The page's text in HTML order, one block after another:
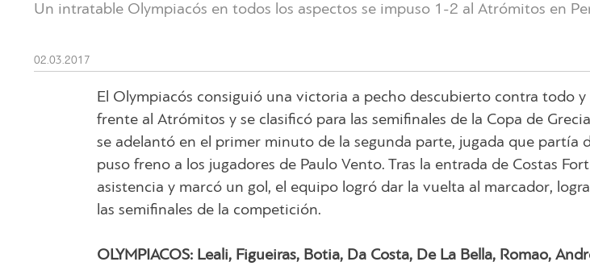
Un intratable Olympiacós en todos los aspectos se impuso 1-2 al Atrómitos en
02.03.2017
El Olympiacós consiguió una victoria a pecho descubierto contra todo
frente al Atrómitos y se clasificó para las semifinales de la Copa de
se adelantó en el primer minuto de la segunda parte, jugada que partía
puso freno a los jugadores de Paulo Vento. Tras la entrada de Costas
asistencia y marcó un gol, el equipo logró dar la vuelta al marcador,
las semifinales de la competición.
OLYMPIACOS: Leali, Figueiras, Botia, Da Costa, De La Bella, Romao,